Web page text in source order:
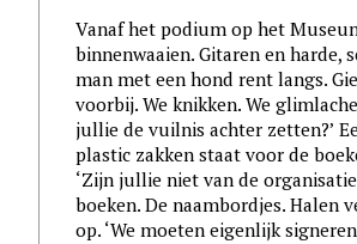
Vanaf het podium op het
binnenwaaien. Gitaren en harde,
man met een hond rent langs.
voorbij. We knikken. We
jullie de vuilnis achter zetten?’
plastic zakken staat voor de
‘Zijn jullie niet van de
boeken. De naambordjes. Halen
op. ‘We moeten eigenlijk